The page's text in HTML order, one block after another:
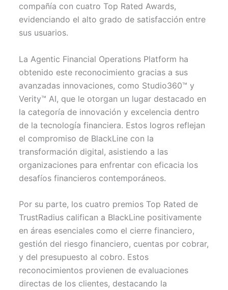
compañía con cuatro Top Rated Awards,
evidenciando el alto grado de satisfacción entre
sus usuarios.
La Agentic Financial Operations Platform ha
obtenido este reconocimiento gracias a sus
avanzadas innovaciones, como Studio360™ y
Verity™ AI, que le otorgan un lugar destacado en
la categoría de innovación y excelencia dentro
de la tecnología financiera. Estos logros reflejan
el compromiso de BlackLine con la
transformación digital, asistiendo a las
organizaciones para enfrentar con eficacia los
desafíos financieros contemporáneos.
Por su parte, los cuatro premios Top Rated de
TrustRadius califican a BlackLine positivamente
en áreas esenciales como el cierre financiero,
gestión del riesgo financiero, cuentas por cobrar,
y del presupuesto al cobro. Estos
reconocimientos provienen de evaluaciones
directas de los clientes, destacando la